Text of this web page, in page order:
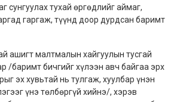
сунгуулах тухай өргөдлийг аймаг,
гаргаж, түүнд доор дурдсан баримт
ашигт малтмалын хайгуулын тусгай
/баримт бичгийг хүлээн авч байгаа эрх
эх хувьтай нь тулгаж, хуулбар үнэн
үнэ төлбөргүй хийнэ/, хэрэв